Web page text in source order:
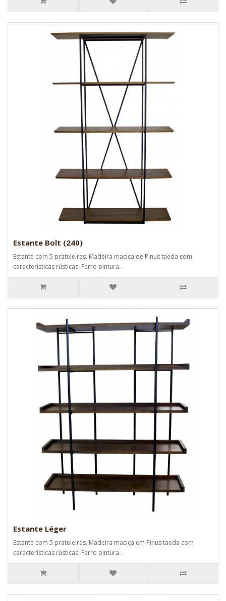
Estante Bolt (240)
Estante com 5 prateleiras. Madeira maciça de Pinus taeda com
características rústicas. Ferro pintura..
Estante Léger
Estante com 5 prateleiras. Madeira maciça em Pinus taeda com
características rústicas. Ferro pintura..